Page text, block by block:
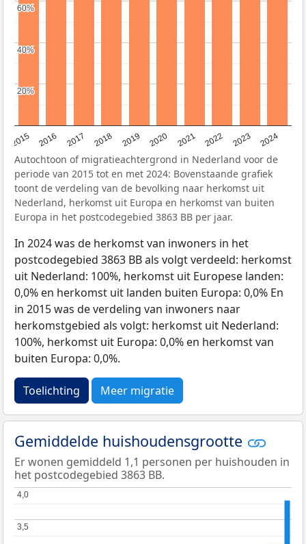
2015 2016 2017 2018 2019 2020 2021 2022 2023 2024
20%
20%
40%
40%
60%
60%
Autochtoon of migratieachtergrond in Nederland voor de
periode van 2015 tot en met 2024: Bovenstaande grafiek
toont de verdeling van de bevolking naar herkomst uit
Nederland, herkomst uit Europa en herkomst van buiten
Europa in het postcodegebied 3863 BB per jaar.
In 2024 was de herkomst van inwoners in het
postcodegebied 3863 BB als volgt verdeeld: herkomst
uit Nederland: 100%, herkomst uit Europese landen:
0,0% en herkomst uit landen buiten Europa: 0,0% En
in 2015 was de verdeling van inwoners naar
herkomstgebied als volgt: herkomst uit Nederland:
100%, herkomst uit Europa: 0,0% en herkomst van
buiten Europa: 0,0%.
Toelichting Meer migratie
Gemiddelde huishoudensgrootte
Er wonen gemiddeld 1,1 personen per huishouden in
het postcodegebied 3863 BB.
3,5
3,5
4,0
4,0